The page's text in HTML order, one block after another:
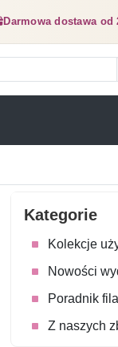
Darmowa dostawa od
Kategorie
Kolekcje
Nowości
Poradnik
Z naszych